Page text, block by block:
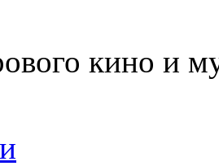
кино и